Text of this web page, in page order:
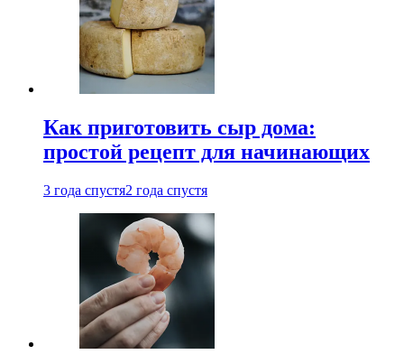
Как приготовить сыр дома:
простой рецепт для начинающих
3 года спустя2 года спустя